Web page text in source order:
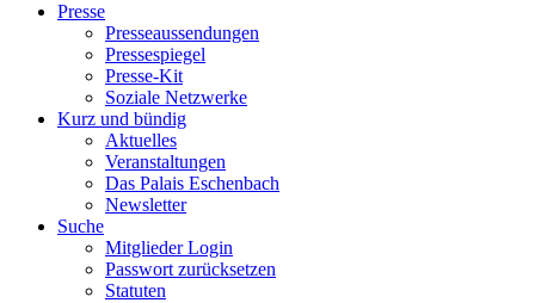
Presse
Presseaussendungen
Pressespiegel
Presse-Kit
Soziale Netzwerke
Kurz und bündig
Aktuelles
Veranstaltungen
Das Palais Eschenbach
Newsletter
Suche
Mitglieder Login
Passwort zurücksetzen
Statuten